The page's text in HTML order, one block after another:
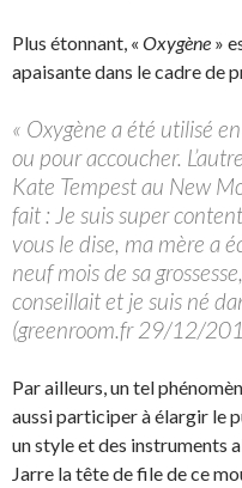
Plus étonnant, « Oxygène »
apaisante dans le cadre de
« Oxygène a été utilisé
ou pour accoucher.
Kate Tempest au New
fait : Je suis super
vous le dise, ma mère a
neuf mois de sa
conseillait et je suis né
(greenroom.fr 29/12/
Par ailleurs, un tel
aussi participer à élargir le
un style et des instruments
Jarre la tête de file de ce